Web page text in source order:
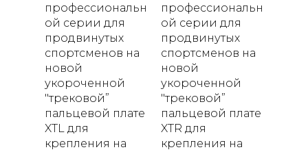
профессиональн
ой серии для
продвинутых
спортсменов на
новой
укороченной
"трековой”
пальцевой плате
XTL для
крепления на
профессиональн
ой серии для
продвинутых
спортсменов на
новой
укороченной
"трековой”
пальцевой плате
XTR для
крепления на